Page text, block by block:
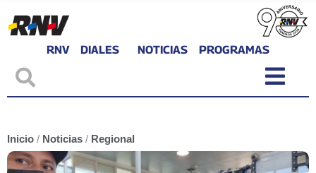
RNV DIALES NOTICIAS PROGRAMAS
Inicio / Noticias / Regional